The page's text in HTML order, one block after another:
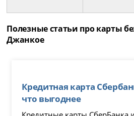
Полезные статьи про карты
Джанкое
Кредитная карта
что выгоднее